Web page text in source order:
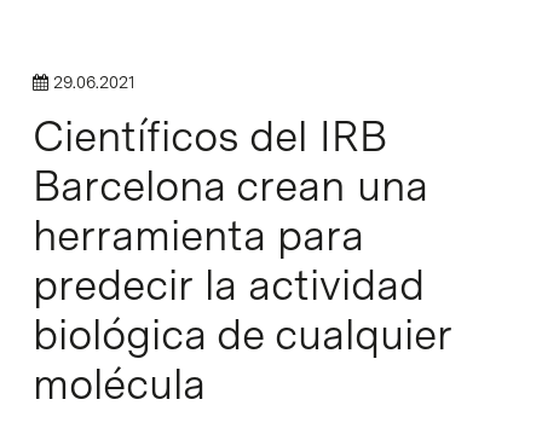
29.06.2021
Científicos del IRB
Barcelona crean una
herramienta para
predecir la actividad
biológica de cualquier
molécula